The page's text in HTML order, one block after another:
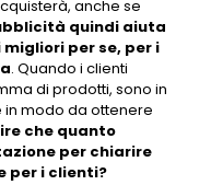
anche se
quindi aiuta
per se, per i
. Quando i clienti
di prodotti, sono in
modo da ottenere
che quanto
per chiarire
per i clienti?